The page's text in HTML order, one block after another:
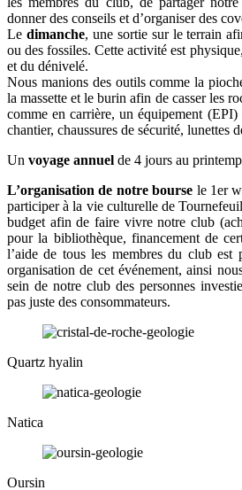
donner des conseils et d’organiser des
Le dimanche, une sortie sur le terrain
ou des fossiles. Cette activité est
et du dénivelé.
Nous manions des outils comme la
la massette et le burin afin de casser les
comme en carrière, un équipement
chantier, chaussures de sécurité, lunettes
Un voyage annuel de 4 jours au
L’organisation de notre bourse le 1er
participer à la vie culturelle de
budget afin de faire vivre notre club
pour la bibliothèque, financement de
l’aide de tous les membres du club est
organisation de cet événement, ainsi
sein de notre club des personnes
pas juste des consommateurs.
Quartz hyalin
Natica
Oursin